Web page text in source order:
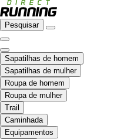
Pesquisar
Sapatilhas de homem
Sapatilhas de mulher
Roupa de homem
Roupa de mulher
Trail
Caminhada
Equipamentos